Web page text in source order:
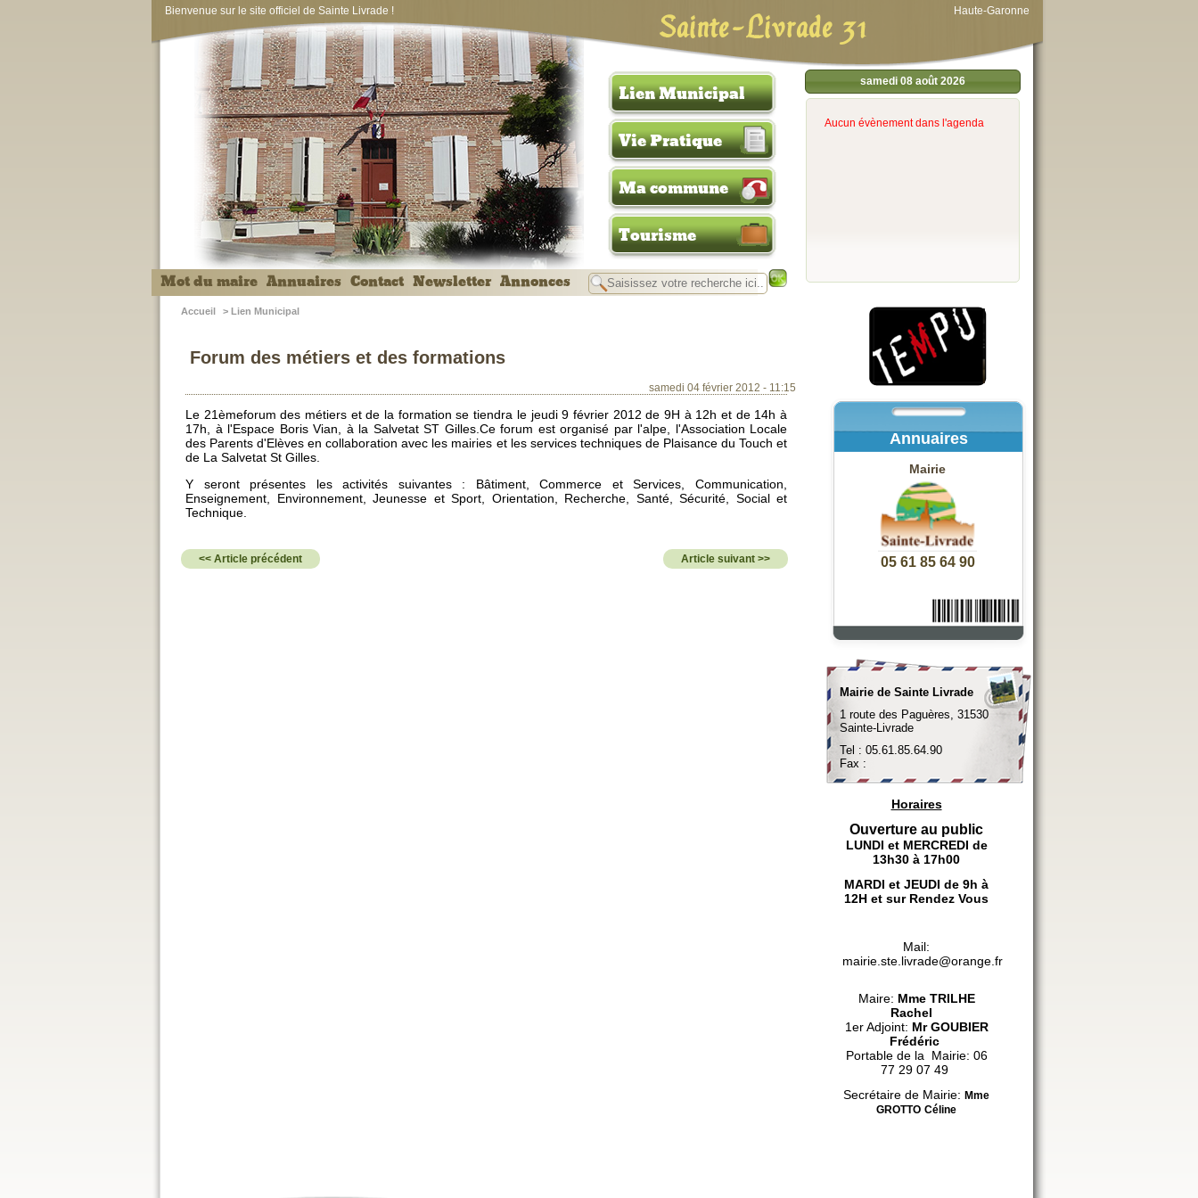
Bienvenue sur le site officiel de Sainte Livrade ! Sainte-Livrade 31 Haute-Garonne
Mot du maire Annuaires Contact Newsletter Annonces
Lien Municipal
Vie Pratique
Ma commune
Tourisme
samedi 08 août 2026
Aucun évènement dans l'agenda
Accueil > Lien Municipal
Forum des métiers et des formations
samedi 04 février 2012 - 11:15
Le 21èmeforum des métiers et de la formation se tiendra le jeudi 9 février 2012 de 9H à 12h et de 14h à
17h, à l'Espace Boris Vian, à la Salvetat ST Gilles.Ce forum est organisé par l'alpe, l'Association Locale
des Parents d'Elèves en collaboration avec les mairies et les services techniques de Plaisance du Touch et
de La Salvetat St Gilles.
Y seront présentes les activités suivantes : Bâtiment, Commerce et Services, Communication,
Enseignement, Environnement, Jeunesse et Sport, Orientation, Recherche, Santé, Sécurité, Social et
Technique.
<< Article précédent Article suivant >>
Annuaires
Mairie
05 61 85 64 90
Mairie de Sainte Livrade
1 route des Paguères, 31530
Sainte-Livrade
Tel : 05.61.85.64.90
Fax :
Horaires
Ouverture au public
LUNDI et MERCREDI de
13h30 à 17h00
MARDI et JEUDI de 9h à
12H et sur Rendez Vous
Mail:
mairie.ste.livrade@orange.fr
Maire: Mme TRILHE
Rachel
1er Adjoint: Mr GOUBIER
Frédéric
Portable de la Mairie: 06
77 29 07 49
Secrétaire de Mairie: Mme
GROTTO Céline